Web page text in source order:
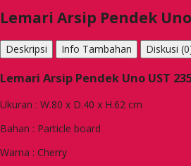
Lemari Arsip Pendek Uno
Deskripsi Info Tambahan Diskusi
Lemari Arsip Pendek Uno UST
Ukuran : W.80 x D.40 x H.62 cm
Bahan : Particle board
Warna : Cherry